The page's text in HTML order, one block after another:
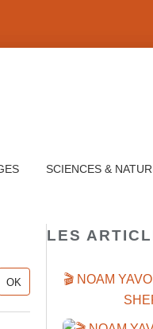
SCIENCES &
LES
🎬 NOAM